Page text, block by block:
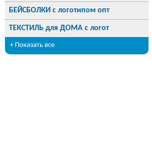
БЕЙСБОЛКИ с логотипом опт
ТЕКСТИЛЬ для ДОМА с логот
+ Показать все